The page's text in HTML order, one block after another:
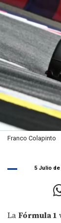
Franco Colapinto
5 Julio de
La Fórmula 1